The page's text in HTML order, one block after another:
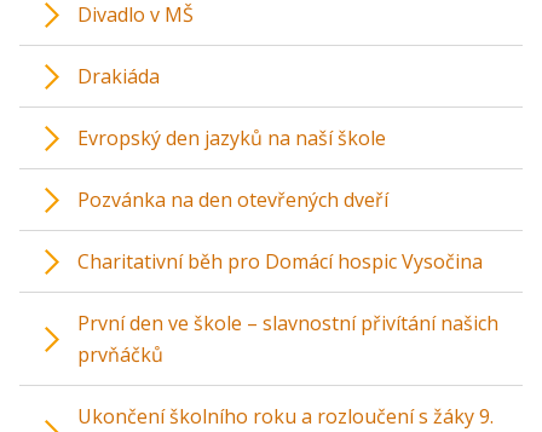
Divadlo v MŠ
Drakiáda
Evropský den jazyků na naší škole
Pozvánka na den otevřených dveří
Charitativní běh pro Domácí hospic Vysočina
První den ve škole – slavnostní přivítání našich
prvňáčků
Ukončení školního roku a rozloučení s žáky 9.